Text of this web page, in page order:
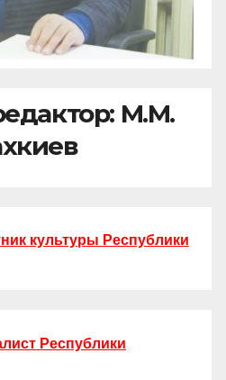
М.М.
культуры Республики
Республики